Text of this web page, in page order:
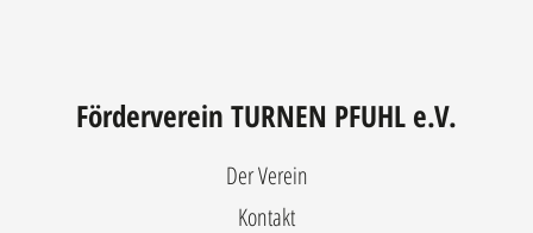
Förderverein TURNEN PFUHL e.V.
Der Verein
Kontakt